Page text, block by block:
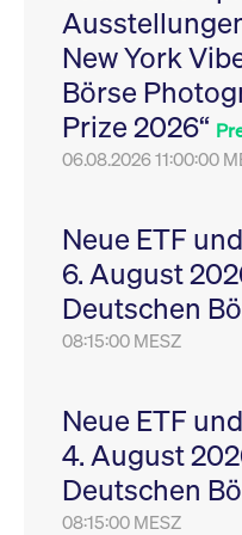
New York
Börse
Prize 2026“
06.08.2026 11:00:00
Neue ETF
6. August
Deutschen
08:15:00 MESZ
Neue ETF
4. August
Deutschen
08:15:00 MESZ
VISITOR_PRIVACY_METADATA